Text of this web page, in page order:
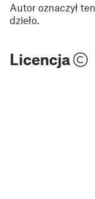
Autor oznaczył
dzieło.
Licencja